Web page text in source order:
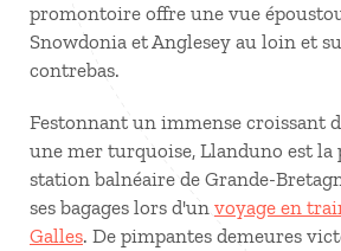
promontoire offre une vue
Snowdonia et Anglesey au loin et
contrebas.
Festonnant un immense croissant
une mer turquoise, Llanduno est la
station balnéaire de Grande-
ses bagages lors d'un voyage en
Galles. De pimpantes demeures